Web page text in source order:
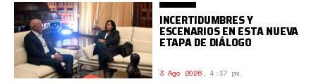
INCERTIDUMBRES Y
ESCENARIOS EN ESTA NUEVA
ETAPA DE DIÁLOGO
3 Ago 2026, 4:37 pm.